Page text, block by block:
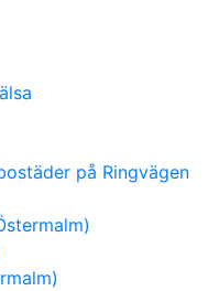
på Ringvägen